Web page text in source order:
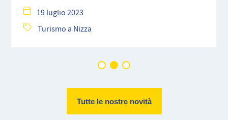
19 luglio 2023
Turismo a Nizza
Tutte le nostre novità